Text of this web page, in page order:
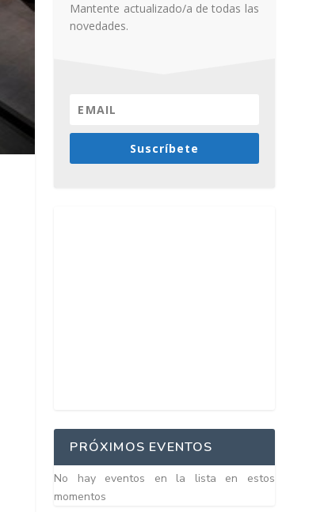
Mantente actualizado/a de todas las
novedades.
Suscríbete
PRÓXIMOS EVENTOS
No hay eventos en la lista en estos
momentos